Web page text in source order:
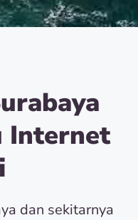
Internet
dan sekitarnya